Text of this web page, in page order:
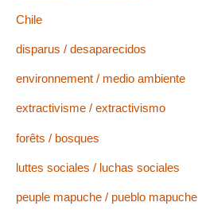
Chile
disparus / desaparecidos
environnement / medio ambiente
extractivisme / extractivismo
forêts / bosques
luttes sociales / luchas sociales
peuple mapuche / pueblo mapuche